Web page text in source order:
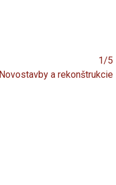
1/5
Novostavby a rekonštrukcie